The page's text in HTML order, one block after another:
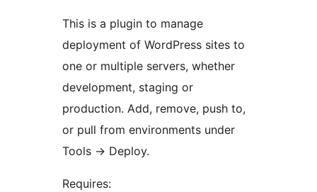
This is a plugin to manage
deployment of WordPress sites to
one or multiple servers, whether
development, staging or
production. Add, remove, push to,
or pull from environments under
Tools -> Deploy.
Requires: